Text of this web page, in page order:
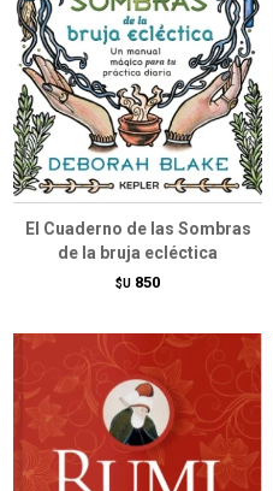
El Cuaderno de las Sombras
de la bruja ecléctica
$U 850